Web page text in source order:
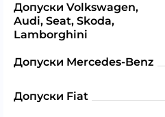
Допуски Volkswagen,
Audi, Seat, Skoda,
Lamborghini
Допуски Mercedes-Benz
Допуски Fiat